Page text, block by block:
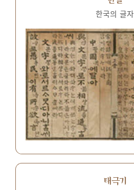
한국의 글자
태극기